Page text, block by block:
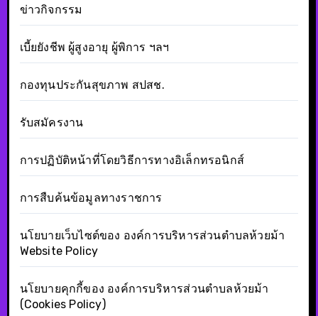
ข่าวกิจกรรม
เบี้ยยังชีพ ผู้สูงอายุ ผู้พิการ ฯลฯ
กองทุนประกันสุขภาพ สปสช.
รับสมัครงาน
การปฏิบัติหน้าที่โดยวิธีการทางอิเล็กทรอนิกส์
การสืบค้นข้อมูลทางราชการ
นโยบายเว็บไซต์ของ องค์การบริหารส่วนตำบลห้วยม้า
Website Policy
นโยบายคุกกี้ของ องค์การบริหารส่วนตำบลห้วยม้า
(Cookies Policy)